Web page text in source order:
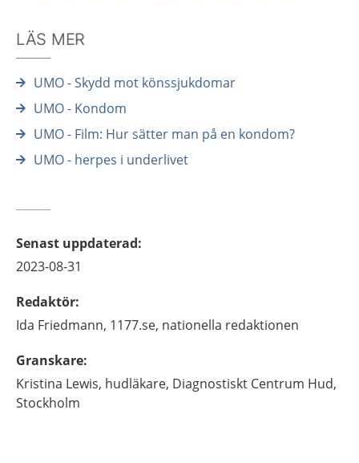
LÄS MER
UMO - Skydd mot könssjukdomar
UMO - Kondom
UMO - Film: Hur sätter man på en kondom?
UMO - herpes i underlivet
Senast uppdaterad:
2023-08-31
Redaktör:
Ida Friedmann, 1177.se, nationella redaktionen
Granskare:
Kristina Lewis, hudläkare, Diagnostiskt Centrum Hud,
Stockholm